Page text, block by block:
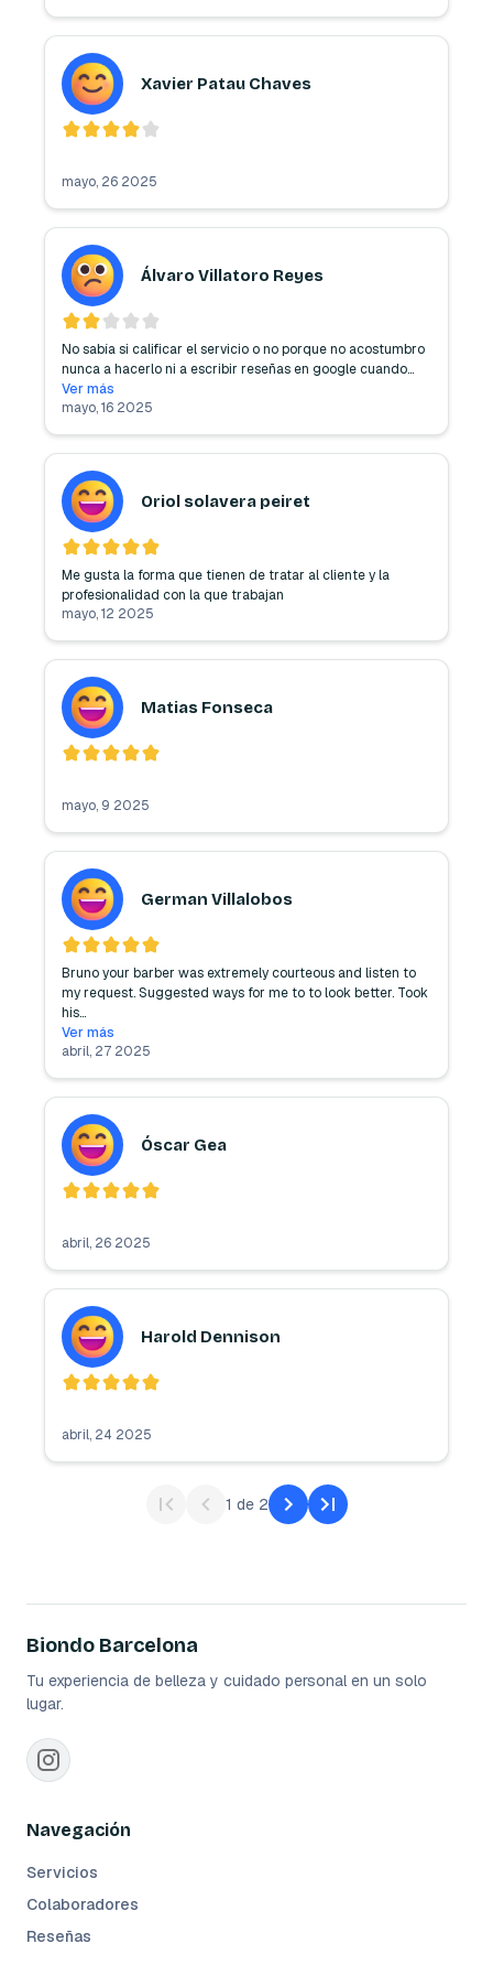
Xavier Patau Chaves
mayo, 26 2025
Álvaro Villatoro Reyes
No sabía si calificar el servicio o no porque no acostumbro
nunca a hacerlo ni a escribir reseñas en google cuando...
Ver más
mayo, 16 2025
Oriol solavera peiret
Me gusta la forma que tienen de tratar al cliente y la
profesionalidad con la que trabajan
mayo, 12 2025
Matias Fonseca
mayo, 9 2025
German Villalobos
Bruno your barber was extremely courteous and listen to
my request. Suggested ways for me to to look better. Took
his...
Ver más
abril, 27 2025
Óscar Gea
abril, 26 2025
Harold Dennison
abril, 24 2025
1 de 2
Biondo Barcelona
Tu experiencia de belleza y cuidado personal en un solo
lugar.
Navegación
Servicios
Colaboradores
Reseñas